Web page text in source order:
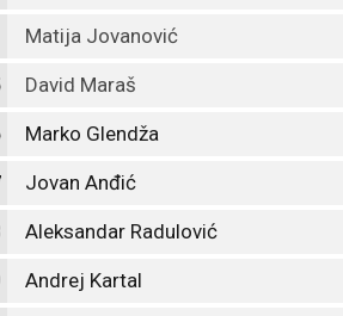
Matija Jovanović
David Maraš
Marko Glendža
Jovan Anđić
Aleksandar Radulović
Andrej Kartal